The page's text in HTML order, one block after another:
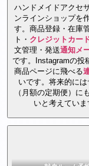
ハンドメイドアクセ
ンラインショップを
す。商品登録・在庫
ト・ クレジットカー
文管理・発送通知 メ
です。Instagramの投
商品ページに飛べる
いです。将来的には
（月額の定期便）に
いと考えていま